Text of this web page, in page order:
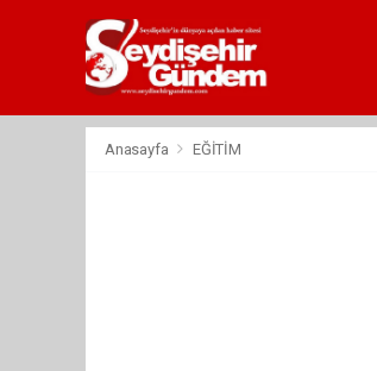
Anasayfa EĞİTİM